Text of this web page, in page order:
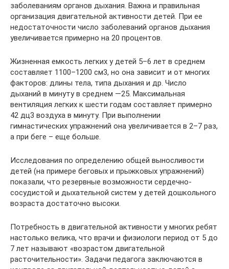
заболеваниям органов дыхания. Важна и правильная
организация двигательной активности детей. При ее
недостаточности число заболеваний органов дыхания
увеличивается примерно на 20 процентов.
Жизненная емкость легких у детей 5–6 лет в среднем
составляет 1100–1200 см3, но она зависит и от многих
факторов: длины тела, типа дыхания и др. Число
дыханий в минуту в среднем —25. Максимальная
вентиляция легких к шести годам составляет примерно
42 дц3 воздуха в минуту. При выполнении
гимнастических упражнений она увеличивается в 2–7 раз,
а при беге – еще больше.
Исследования по определению общей выносливости
детей (на примере беговых и прыжковых упражнений)
показали, что резервные возможности сердечно-
сосудистой и дыхательной систем у детей дошкольного
возраста достаточно высоки.
Потребность в двигательной активности у многих ребят
настолько велика, что врачи и физиологи период от 5 до
7 лет называют «возрастом двигательной
расточительности». Задачи педагога заключаются в